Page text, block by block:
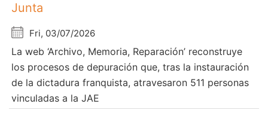
Junta
Fri, 03/07/2026
La web ‘Archivo, Memoria, Reparación’ reconstruye
los procesos de depuración que, tras la instauración
de la dictadura franquista, atravesaron 511 personas
vinculadas a la JAE